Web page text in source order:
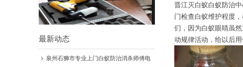
最新动态
泉州石狮市专业上门白蚁防治消杀师傅电
晋江灭白蚁白蚁防治
门检查白蚁维护程度
们，因为白蚁眼睛虽
动规律活动，给以后